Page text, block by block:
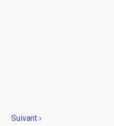
Page
Suivant ›